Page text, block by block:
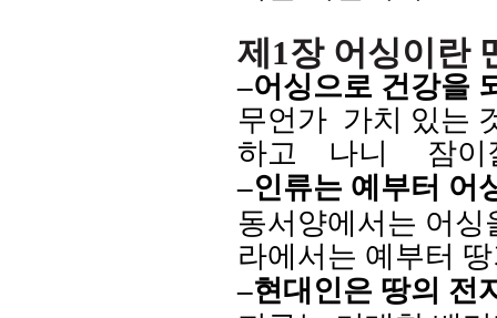
제 1장 어싱이란
–어싱으로 건강을
무언가 가치 있는
하고
나니
잠이
–인류는 예부터 어
동서양에서는 어싱
라에서는 예부터
–현대인은 땅의 전